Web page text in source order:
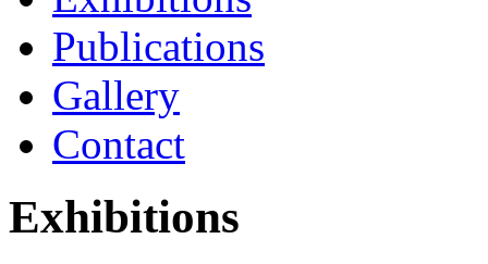
Publications
Gallery
Contact
Exhibitions